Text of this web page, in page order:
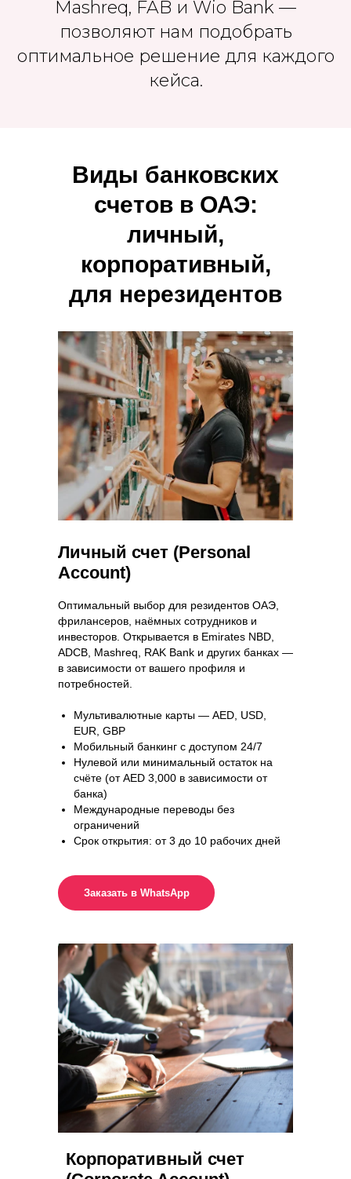
Mashreq, FAB и Wio Bank —
позволяют нам подобрать
оптимальное решение для каждого
кейса.
Личный счет (Personal
Account)
Оптимальный выбор для резидентов ОАЭ,
фрилансеров, наёмных сотрудников и
инвесторов. Открывается в Emirates NBD,
ADCB, Mashreq, RAK Bank и других банках —
в зависимости от вашего профиля и
потребностей.
Мультивалютные карты — AED, USD,
EUR, GBP
Мобильный банкинг с доступом 24/7
Нулевой или минимальный остаток на
счёте (от AED 3,000 в зависимости от
банка)
Международные переводы без
ограничений
Срок открытия: от 3 до 10 рабочих дней
Корпоративный счет
Виды банковских
счетов в ОАЭ:
личный,
корпоративный,
для нерезидентов
Заказать в WhatsApp